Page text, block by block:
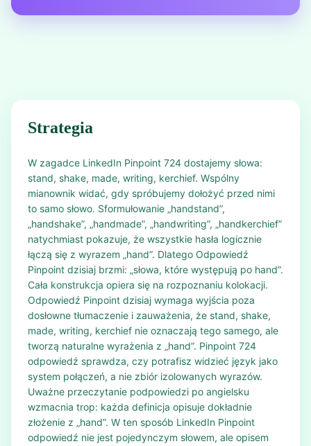
Strategia
W zagadce LinkedIn Pinpoint 724 dostajemy słowa:
stand, shake, made, writing, kerchief. Wspólny
mianownik widać, gdy spróbujemy dołożyć przed nimi
to samo słowo. Sformułowanie „handstand”,
„handshake”, „handmade”, „handwriting”, „handkerchief”
natychmiast pokazuje, że wszystkie hasła logicznie
łączą się z wyrazem „hand”. Dlatego Odpowiedź
Pinpoint dzisiaj brzmi: „słowa, które występują po hand”.
Cała konstrukcja opiera się na rozpoznaniu kolokacji.
Odpowiedź Pinpoint dzisiaj wymaga wyjścia poza
dosłowne tłumaczenie i zauważenia, że stand, shake,
made, writing, kerchief nie oznaczają tego samego, ale
tworzą naturalne wyrażenia z „hand”. Pinpoint 724
odpowiedź sprawdza, czy potrafisz widzieć język jako
system połączeń, a nie zbiór izolowanych wyrazów.
Uważne przeczytanie podpowiedzi po angielsku
wzmacnia trop: każda definicja opisuje dokładnie
złożenie z „hand”. W ten sposób LinkedIn Pinpoint
odpowiedź nie jest pojedynczym słowem, ale opisem